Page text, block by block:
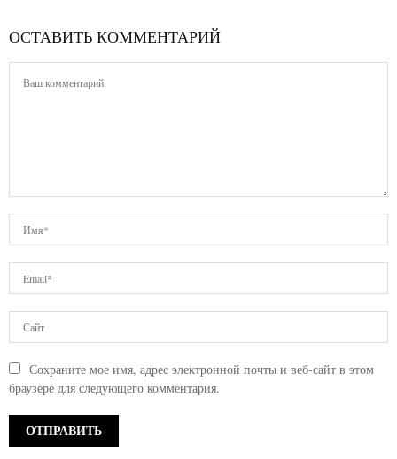
ОСТАВИТЬ КОММЕНТАРИЙ
Сохраните мое имя, адрес электронной почты и веб-сайт в этом
браузере для следующего комментария.